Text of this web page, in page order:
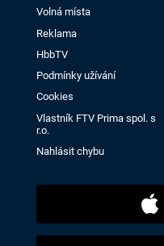
Volná místa
Reklama
HbbTV
Podmínky užívání
Cookies
Vlastník FTV Prima spol. s
r.o.
Nahlásit chybu